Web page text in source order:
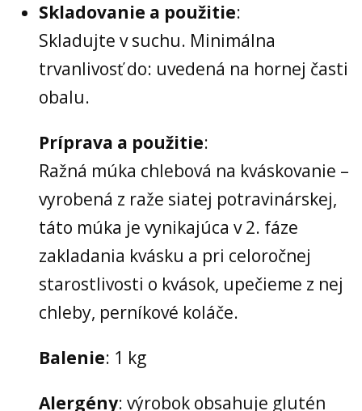
Skladovanie a použitie:
Skladujte v suchu. Minimálna
trvanlivosť do: uvedená na hornej časti
obalu.
Príprava a použitie:
Ražná múka chlebová na kváskovanie –
vyrobená z raže siatej potravinárskej,
táto múka je vynikajúca v 2. fáze
zakladania kvásku a pri celoročnej
starostlivosti o kvások, upečieme z nej
chleby, perníkové koláče.
Balenie: 1 kg
Alergény: výrobok obsahuje glutén